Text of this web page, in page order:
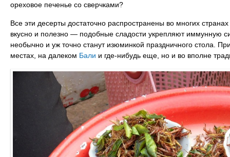
ореховое печенье со сверчками?
Все эти десерты достаточно распространены во многих
вкусно и полезно — подобные сладости укрепляют иммунную
необычно и уж точно станут изюминкой праздничного стола.
местах, на далеком Бали и где-нибудь еще, но и во вполне